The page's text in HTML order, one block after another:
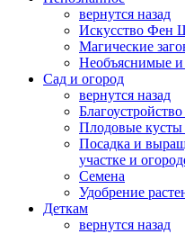
вернутся назад
Искусство Фен
Магические
Необъяснимые и
Сад и огород
вернутся назад
Плодовые кусты
Посадка и
участке и
Семена
Удобрение
Деткам
вернутся назад